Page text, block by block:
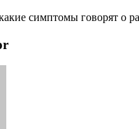
симптомы говорят о